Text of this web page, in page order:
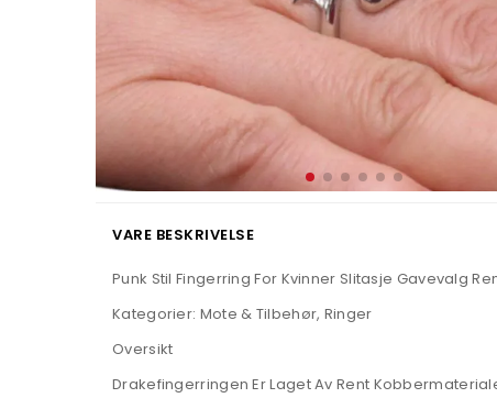
VARE BESKRIVELSE
Punk Stil Fingerring For Kvinner Slitasje Gavevalg
Kategorier: Mote & Tilbehør, Ringer
Oversikt
Drakefingerringen Er Laget Av Rent